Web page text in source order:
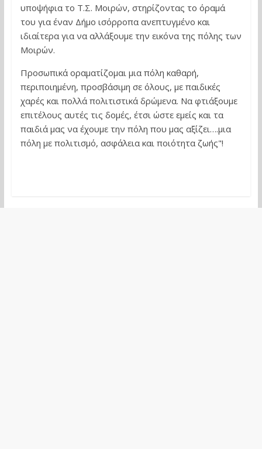
υποψήφια το Τ.Σ. Μοιρών, στηρίζοντας το όραμά
του για έναν Δήμο ισόρροπα ανεπτυγμένο και
ιδιαίτερα για να αλλάξουμε την εικόνα της πόλης των
Μοιρών.
Προσωπικά οραματίζομαι μια πόλη καθαρή,
περιποιημένη, προσβάσιμη σε όλους, με παιδικές
χαρές και πολλά πολιτιστικά δρώμενα. Να φτιάξουμε
επιτέλους αυτές τις δομές, έτσι ώστε εμείς και τα
παιδιά μας να έχουμε την πόλη που μας αξίζει….μια
πόλη με πολιτισμό, ασφάλεια και ποιότητα ζωής"!